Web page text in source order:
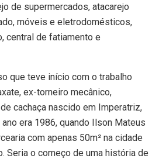
de supermercados, atacarejo
móveis e eletrodomésticos,
central de fatiamento e
que teve início com o trabalho
ex-torneiro mecânico,
cachaça nascido em Imperatriz,
era 1986, quando Ilson Mateus
com apenas 50m² na cidade
Seria o começo de uma história de